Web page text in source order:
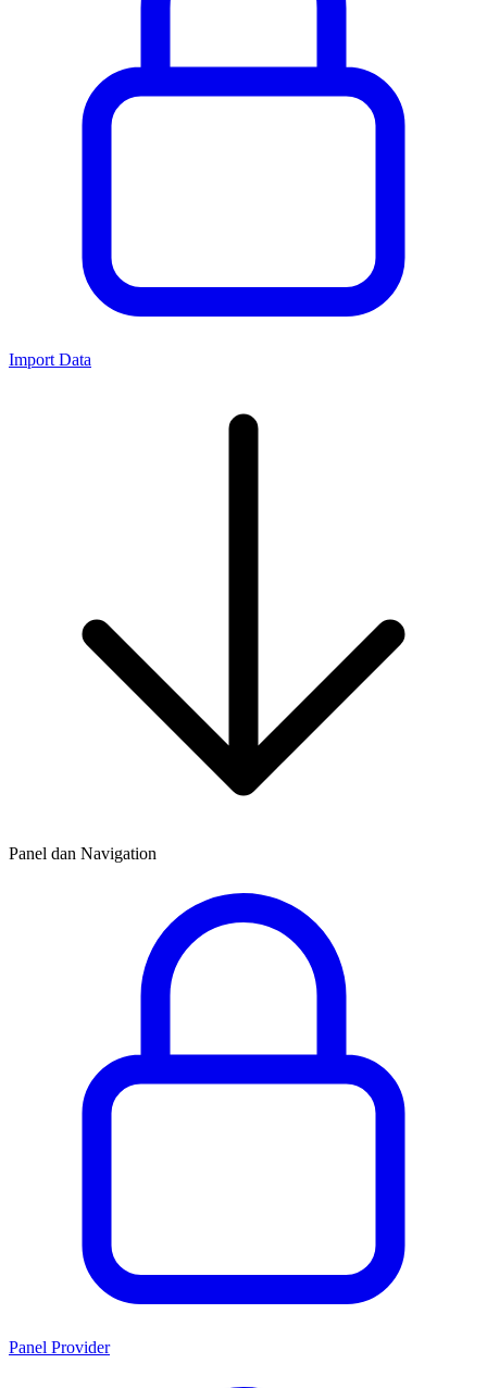
Import Data
Panel dan Navigation
Panel Provider